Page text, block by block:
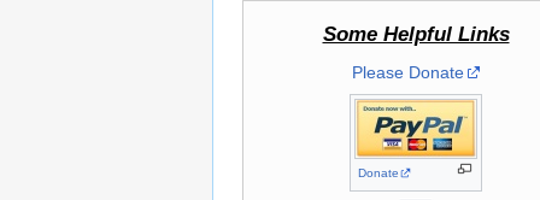
Some Helpful Links
Please Donate
Donate